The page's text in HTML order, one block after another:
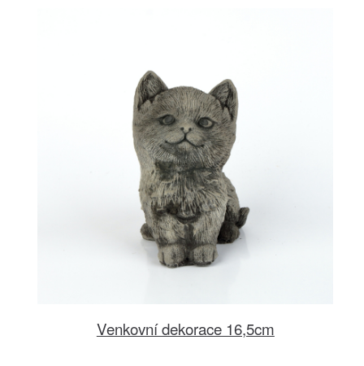
Venkovní dekorace 16,5cm